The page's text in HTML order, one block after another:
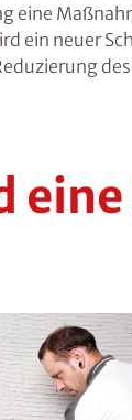
eine
ein neuer